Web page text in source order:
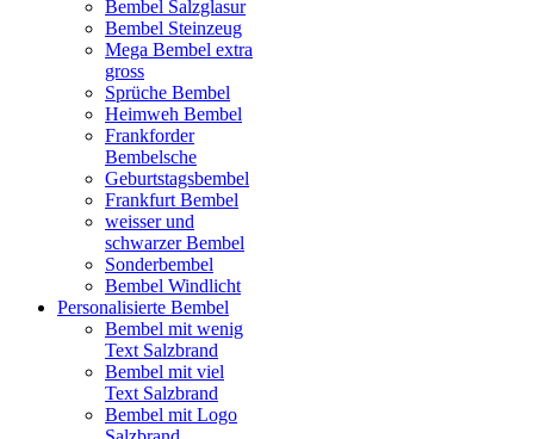
Bembel Salzglasur
Bembel Steinzeug
Mega Bembel extra
gross
Sprüche Bembel
Heimweh Bembel
Frankforder
Bembelsche
Geburtstagsbembel
Frankfurt Bembel
weisser und
schwarzer Bembel
Sonderbembel
Bembel Windlicht
Personalisierte Bembel
Bembel mit wenig
Text Salzbrand
Bembel mit viel
Text Salzbrand
Bembel mit Logo